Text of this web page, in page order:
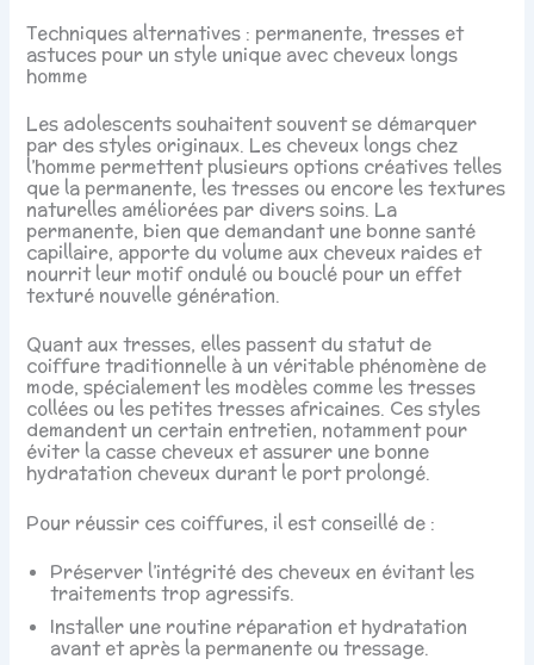
Techniques alternatives : permanente, tresses et
astuces pour un style unique avec cheveux longs
homme
Les adolescents souhaitent souvent se démarquer
par des styles originaux. Les cheveux longs chez
l’homme permettent plusieurs options créatives telles
que la permanente, les tresses ou encore les textures
naturelles améliorées par divers soins. La
permanente, bien que demandant une bonne santé
capillaire, apporte du volume aux cheveux raides et
nourrit leur motif ondulé ou bouclé pour un effet
texturé nouvelle génération.
Quant aux tresses, elles passent du statut de
coiffure traditionnelle à un véritable phénomène de
mode, spécialement les modèles comme les tresses
collées ou les petites tresses africaines. Ces styles
demandent un certain entretien, notamment pour
éviter la casse cheveux et assurer une bonne
hydratation cheveux durant le port prolongé.
Pour réussir ces coiffures, il est conseillé de :
Préserver l’intégrité des cheveux en évitant les
traitements trop agressifs.
Installer une routine réparation et hydratation
avant et après la permanente ou tressage.